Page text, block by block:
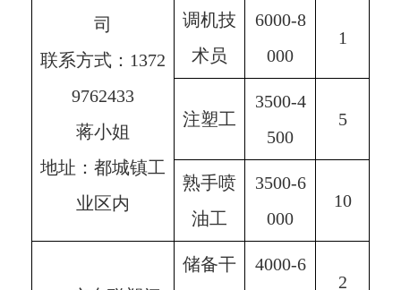
司
联系方式：1372
9762433
蒋小姐
地址：都城镇工
业区内
调机技
术员
6000-8
000
1
注塑工
3500-4
500
5
熟手喷
油工
3500-6
000
10
储备干
4000-6
2